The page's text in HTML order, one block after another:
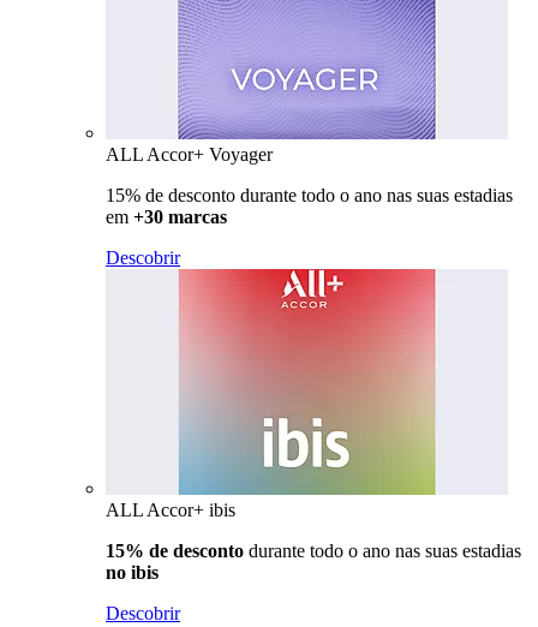
ALL Accor+ Voyager
15% de desconto durante todo o ano nas suas estadias
em +30 marcas
Descobrir
ALL Accor+ ibis
15% de desconto durante todo o ano nas suas estadias
no ibis
Descobrir